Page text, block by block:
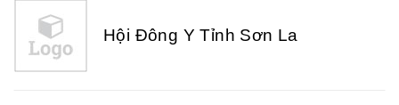
Hội Đông Y Tỉnh Sơn La